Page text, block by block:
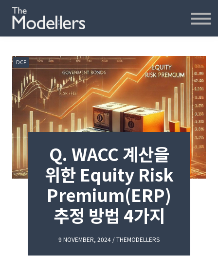
파워포인트
오프라인
연습모델
문의하기
DCF
Q. WACC 계산을
위한 Equity Risk
Premium(ERP)
추정 방법 4가지
9 NOVEMBER, 2024 / THEMODELLERS